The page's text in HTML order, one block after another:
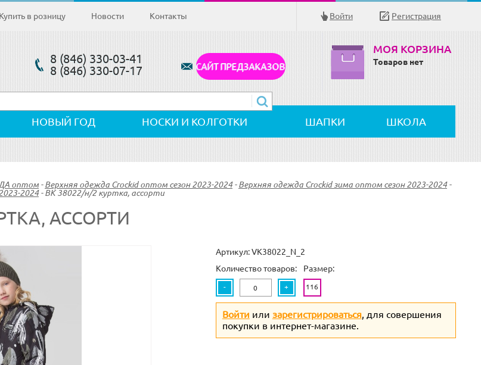
Купить в розницу Новости Контакты Войти Регистрация
8 (846) 330-03-41
8 (846) 330-07-17
САЙТ ПРЕДЗАКАЗОВ
МОЯ КОРЗИНА
Товаров нет
НОВЫЙ ГОД НОСКИ И КОЛГОТКИ ШАПКИ ШКОЛА
оптом - Верхняя одежда Crockid оптом сезон 2023-2024 - Верхняя одежда Crockid зима оптом сезон 2023-2024 -
2024 - ВК 38022/н/2 куртка, ассорти
АССОРТИ
Артикул:VK38022_N_2
Количество товаров:
- +
Размер:
116
Войти или зарегистрироваться, для совершения
покупки в интернет-магазине.